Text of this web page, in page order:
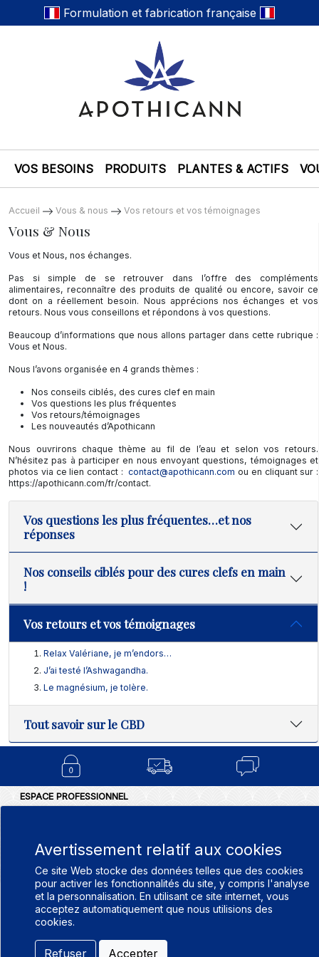
Formulation et fabrication française
VOS BESOINS PRODUITS PLANTES & ACTIFS
Accueil Vous & nous Vos retours et vos témoignages
Vous & Nous
Vous et Nous, nos échanges.
Pas si simple de se retrouver dans l’offre des compléments
alimentaires, reconnaître des produits de qualité ou encore, savoir ce
dont on a réellement besoin. Nous apprécions nos échanges et vos
retours. Nous vous conseillons et répondons à vos questions.
Beaucoup d’informations que nous allons partager dans cette rubrique :
Vous et Nous.
Nous l’avons organisée en 4 grands thèmes :
Nos conseils ciblés, des cures clef en main
Vos questions les plus fréquentes
Vos retours/témoignages
Les nouveautés d’Apothicann
Nous ouvrirons chaque thème au fil de l’eau et selon vos retours.
N’hésitez pas à participer en nous envoyant questions, témoignages et
photos via ce lien contact :contact@apothicann.com ou en cliquant sur :
https://apothicann.com/fr/contact.
Vos questions les plus fréquentes…et nos
réponses
Nos conseils ciblés pour des cures clefs en main
!
Vos retours et vos témoignages
Relax Valériane, je m’endors…
J’ai testé l’Ashwagandha.
Le magnésium, je tolère.
Tout savoir sur le CBD
ESPACE PROFESSIONNEL
FAQ SUR LE CANNABIDIOL
- CBD
APOTHICANN
MENTIONS LÉGALES
Avertissement relatif aux cookies
Ce site Web stocke des données telles que des cookies
pour activer les fonctionnalités du site, y compris l'analyse
et la personnalisation. En utilisant ce site internet, vous
acceptez automatiquement que nous utilisions des
cookies.
Refuser Accepter